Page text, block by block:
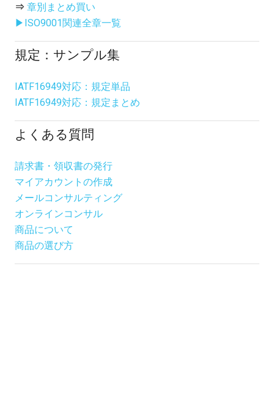
⇒ 章別まとめ買い
▶ISO9001関連全章一覧
規定：サンプル集
IATF16949対応：規定単品
IATF16949対応：規定まとめ
よくある質問
請求書・領収書の発行
マイアカウントの作成
メールコンサルティング
オンラインコンサル
商品について
商品の選び方